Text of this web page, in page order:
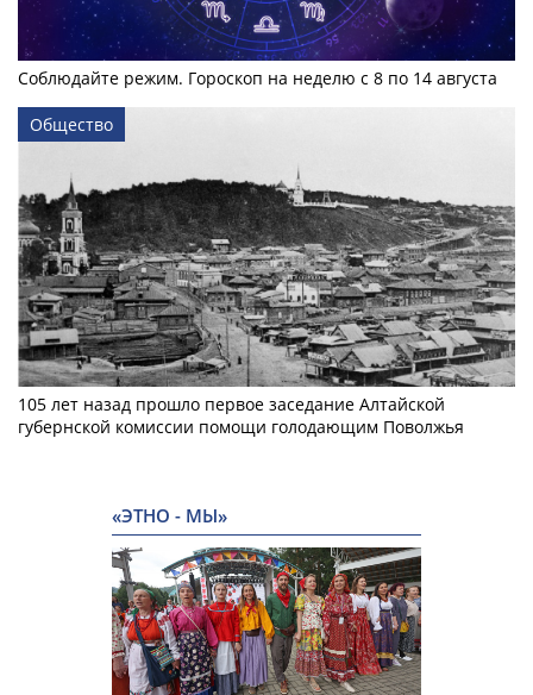
Соблюдайте режим. Гороскоп на неделю с 8 по 14 августа
Общество
105 лет назад прошло первое заседание Алтайской
губернской комиссии помощи голодающим Поволжья
«ЭТНО - МЫ»